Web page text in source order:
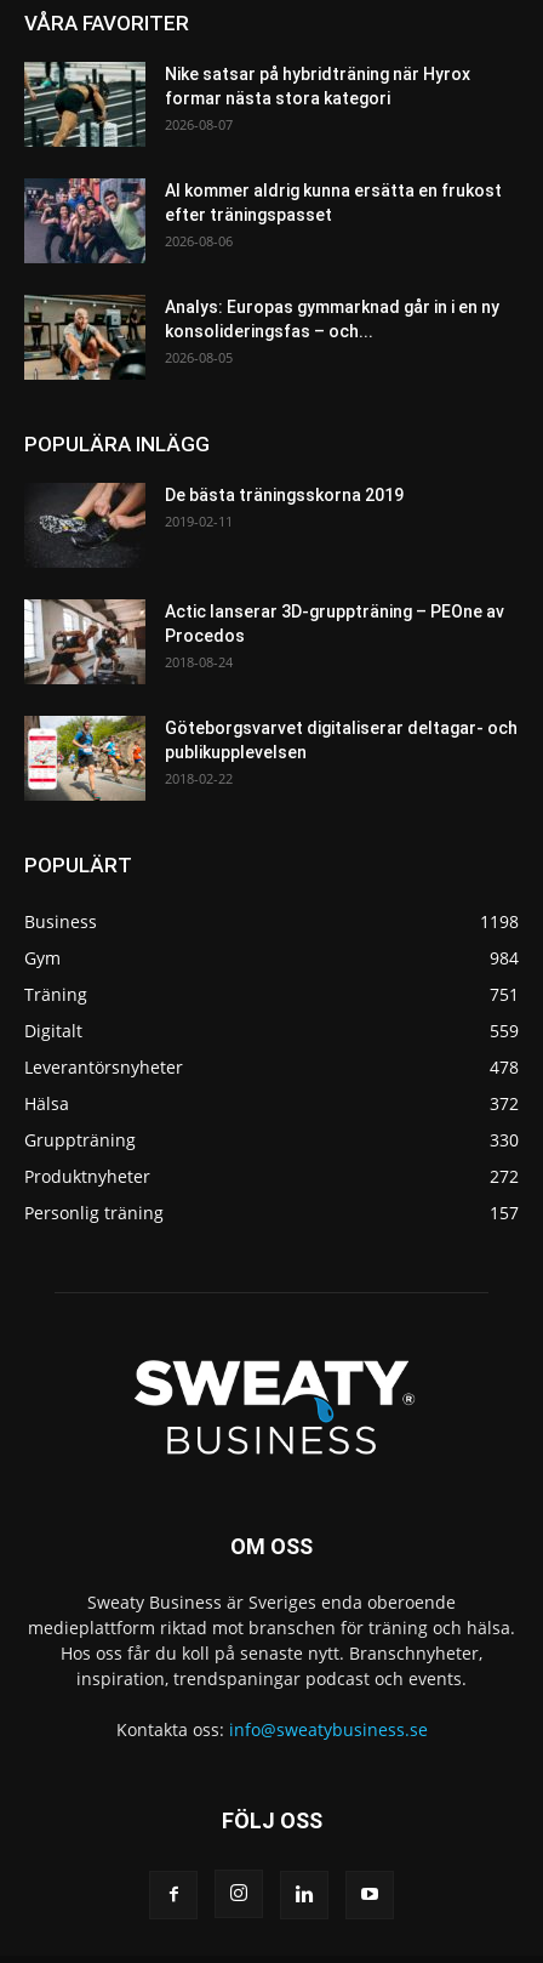
VÅRA FAVORITER
Nike satsar på hybridträning när Hyrox
formar nästa stora kategori
2026-08-07
AI kommer aldrig kunna ersätta en frukost
efter träningspasset
2026-08-06
Analys: Europas gymmarknad går in i en ny
konsolideringsfas – och...
2026-08-05
POPULÄRA INLÄGG
De bästa träningsskorna 2019
2019-02-11
Actic lanserar 3D-gruppträning – PEOne av
Procedos
2018-08-24
Göteborgsvarvet digitaliserar deltagar- och
publikupplevelsen
2018-02-22
POPULÄRT
Business
1198
Gym
984
Träning
751
Digitalt
559
Leverantörsnyheter
478
Hälsa
372
Gruppträning
330
Produktnyheter
272
Personlig träning
157
OM OSS
Sweaty Business är Sveriges enda oberoende
medieplattform riktad mot branschen för träning och hälsa.
Hos oss får du koll på senaste nytt. Branschnyheter,
inspiration, trendspaningar podcast och events.
Kontakta oss: info@sweatybusiness.se
FÖLJ OSS